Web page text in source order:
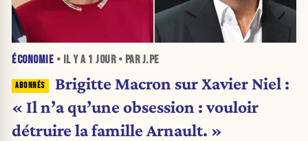
ÉCONOMIE • IL Y A 1 JOUR• PAR J.PE
Brigitte Macron sur Xavier Niel :
« Il n’a qu’une obsession : vouloir
détruire la famille Arnault. »